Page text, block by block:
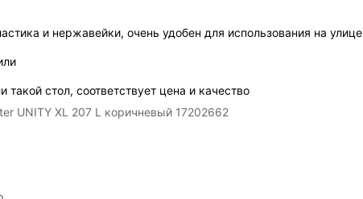
и нержавейки, очень удобен для использования на улице
такой стол, соответствует цена и качество
UNITY XL 207 L коричневый 17202662